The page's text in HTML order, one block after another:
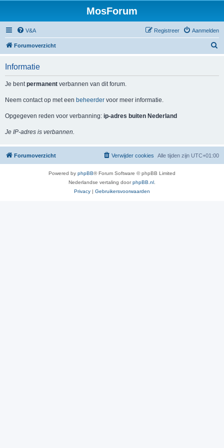
MosForum
V&A Aanmelden
Registreer
Forumoverzicht
Informatie
Je bentpermanent verbannen van dit forum.
Neem contact op met een beheerder voor meer informatie.
Opgegeven reden voor verbanning: ip-adres buiten Nederland
Je IP-adres is verbannen.
Forumoverzicht Alle tijden zijn UTC+01:00
Verwijder cookies
Powered by phpBB® Forum Software © phpBB Limited
Nederlandse vertaling doorphpBB.nl
Privacy | Gebruikersvoorwaarden